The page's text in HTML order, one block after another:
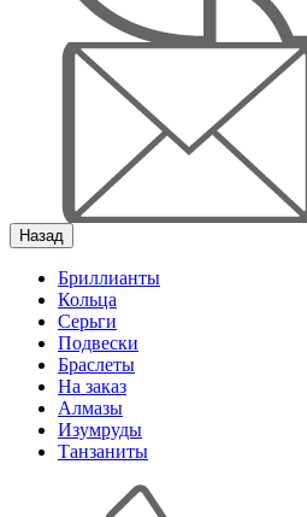
Назад
Бриллианты
Кольца
Серьги
Подвески
Браслеты
На заказ
Алмазы
Изумруды
Танзаниты